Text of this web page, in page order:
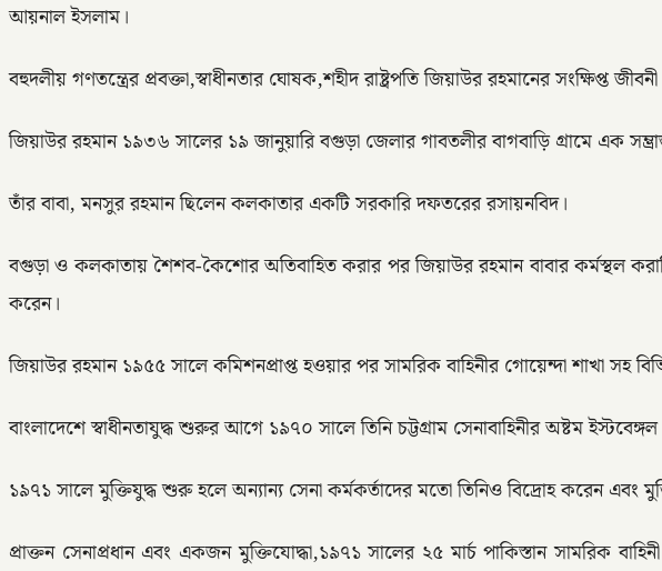
আয়নাল ইসলাম।
বহুদলীয় গণতন্ত্রের প্রবক্তা,স্বাধীনতার ঘোষক,শহীদ রাষ্ট্রপতি জিয়াউর রহমানের সংক্ষিপ্ত
জিয়াউর রহমান ১৯৩৬ সালের ১৯ জানুয়ারি বগুড়া জেলার গাবতলীর বাগবাড়ি গ্রামে এক
তাঁর বাবা, মনসুর রহমান ছিলেন কলকাতার একটি সরকারি দফতরের রসায়নবিদ।
বগুড়া ও কলকাতায় শৈশব-কৈশোর অতিবাহিত করার পর জিয়াউর রহমান বাবার কর্মস্থল
করেন।
জিয়াউর রহমান ১৯৫৫ সালে কমিশনপ্রাপ্ত হওয়ার পর সামরিক বাহিনীর গোয়েন্দা শাখা সহ
বাংলাদেশে স্বাধীনতাযুদ্ধ শুরুর আগে ১৯৭০ সালে তিনি চট্টগ্রাম সেনাবাহিনীর অষ্টম
১৯৭১ সালে মুক্তিযুদ্ধ শুরু হলে অন্যান্য সেনা কর্মকর্তাদের মতো তিনিও বিদ্রোহ করেন এবং
প্রাক্তন সেনাপ্রধান এবং একজন মুক্তিযোদ্ধা,১৯৭১ সালের ২৫ মার্চ পাকিস্তান সামরিক